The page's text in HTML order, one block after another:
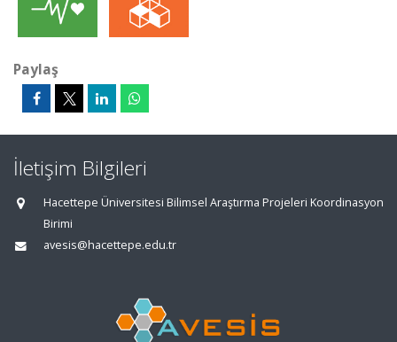
Paylaş
İletişim Bilgileri
Hacettepe Üniversitesi Bilimsel Araştırma Projeleri Koordinasyon
Birimi
avesis@hacettepe.edu.tr